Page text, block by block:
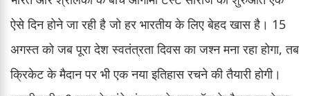
ऐसे दिन होने जा रही है जो हर भारतीय के लिए बेहद खास है। 15
अगस्त को जब पूरा देश स्वतंत्रता दिवस का जश्न मना रहा होगा, तब
क्रिकेट के मैदान पर भी एक नया इतिहास रचने की तैयारी होगी।